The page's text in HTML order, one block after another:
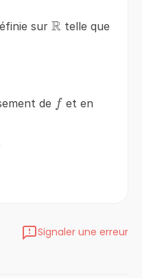
sur\mathbb{R}
R telle que
de ff et en
Signaler une erreur